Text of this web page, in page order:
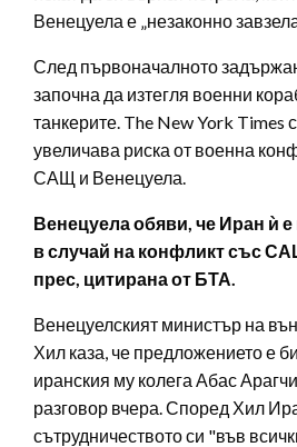
Венецуела е „незаконно
След първоначалното
започна да изтегля военни
танкерите. The New York Times
увеличава риска от военна
САЩ и Венецуела.
Венецуела обяви, че Иран ѝ
в случай на конфликт със
прес, цитирана от БТА.
Венецуелският министър на
Хил каза, че предложението е
иранския му колега Абас
разговор вчера. Според Хил
сътрудничеството си "във